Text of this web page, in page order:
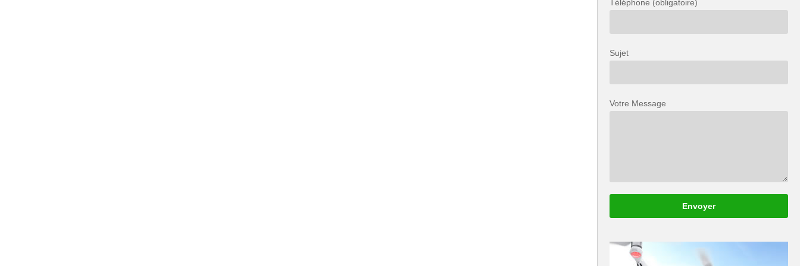
Téléphone (obligatoire)
Sujet
Votre Message